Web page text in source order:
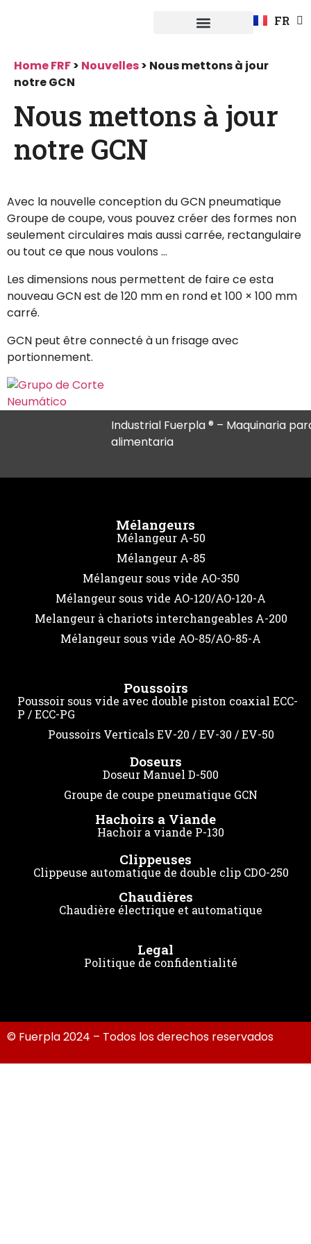
FR
DE
Home FRF> Nouvelles> Nous mettons à jour
notre GCN
Nous mettons à jour
notre GCN
Avec la nouvelle conception du GCN pneumatique
Groupe de coupe, vous pouvez créer des formes non
seulement circulaires mais aussi carrée, rectangulaire
ou tout ce que nous voulons …
Les dimensions nous permettent de faire ce esta
nouveau GCN est de 120 mm en rond et 100 × 100 mm
carré.
GCN peut être connecté à un frisage avec
portionnement.
Industrial Fuerpla ® – Maquinaria
alimentaria
Mélangeurs
Mélangeur A-50
Mélangeur A-85
Mélangeur sous vide AO-350
Mélangeur sous vide AO-120/AO-120-A
Melangeur à chariots interchangeables A-200
Mélangeur sous vide AO-85/AO-85-A
Poussoirs
Poussoir sous vide avec double piston coaxial ECC-
P / ECC-PG
Poussoirs Verticals EV-20 / EV-30 / EV-50
Doseurs
Doseur Manuel D-500
Groupe de coupe pneumatique GCN
Hachoirs a Viande
Hachoir a viande P-130
Clippeuses
Clippeuse automatique de double clip CDO-250
Chaudières
Chaudière électrique et automatique
Legal
Politique de confidentialité
© Fuerpla 2024 – Todos los derechos reservados